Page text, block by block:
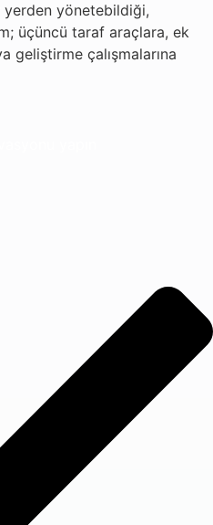
yönetebildiği,
üçüncü taraf araçlara, ek
geliştirme çalışmalarına